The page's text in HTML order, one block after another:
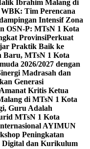
Ibrahim Malang di
Tim Perencana
Intensif Zona
OSN-P: MTsN 1 Kota
ProvinsiPerkuat
Praktik Baik ke
Baru, MTsN 1 Kota
2026/2027 dengan
Madrasah dan
Generasi
Amanat Kritis Ketua
di MTsN 1 Kota
Guru Adalah
MTsN 1 Kota
AYIMUN
Peningkatan
Digital dan Kurikulum